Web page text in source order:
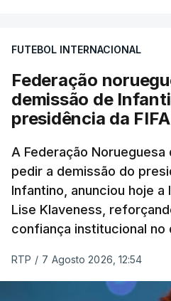
Amadora, mas foi
‘leões’ no mercado de
vincou, mais do que uma
feito um trabalho excelente”.
Questionado sobre se o
entradas e saídas
estava a precisar de
vencer pelo clube, como
Frederico Varandas, após a
acontecer” mudanças,
FUTEBOL INTERNACIONAL
Federação
demissão de
presidência da FIFA
A Federação Norueguesa
pedir a demissão do
Infantino, anunciou hoje a
Lise Klaveness,
confiança institucional no
RTP / 7 Agosto 2026, 12:54